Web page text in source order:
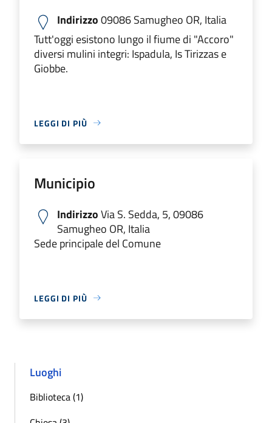
Indirizzo09086 Samugheo OR, Italia
Tutt'oggi esistono lungo il fiume di "Accoro"
diversi mulini integri: Ispadula, Is Tirizzas e
Giobbe.
LEGGI DI PIÙ
Municipio
IndirizzoVia S. Sedda, 5, 09086
Samugheo OR, Italia
Sede principale del Comune
LEGGI DI PIÙ
Luoghi
Biblioteca (1)